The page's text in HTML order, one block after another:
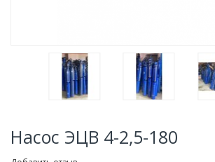
Насос ЭЦВ 4-2,5-180